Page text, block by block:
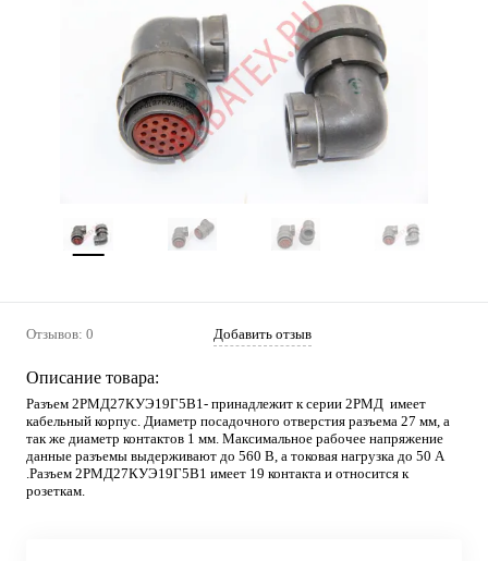
Отзывов: 0 Добавить отзыв
Описание товара:
Разъем 2РМД27КУЭ19Г5В1- принадлежит к серии 2РМД имеет
кабельный корпус. Диаметр посадочного отверстия разъема 27 мм, а
так же диаметр контактов 1 мм. Максимальное рабочее напряжение
данные разъемы выдерживают до 560 В, а токовая нагрузка до 50 А
.Разъем 2РМД27КУЭ19Г5В1 имеет 19 контакта и относится к
розеткам.